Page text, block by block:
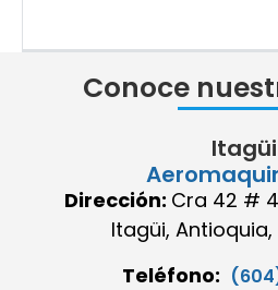
Conoce
Itagüi
Dirección: Cra 42 #
Itagüi,
Teléfono: